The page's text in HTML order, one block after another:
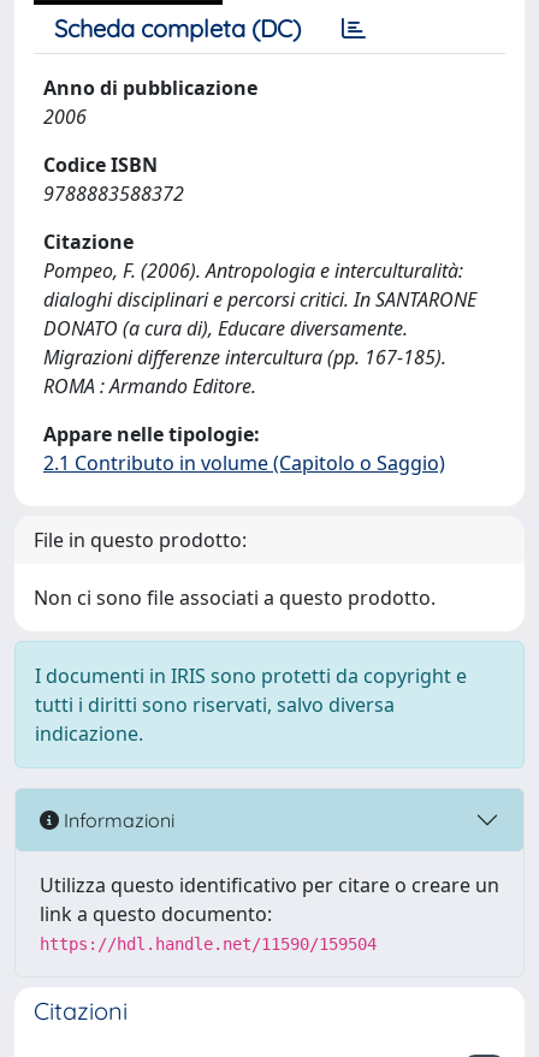
Scheda completa (DC)
Anno di pubblicazione
2006
Codice ISBN
9788883588372
Citazione
Pompeo, F. (2006). Antropologia e interculturalità:
dialoghi disciplinari e percorsi critici. In SANTARONE
DONATO (a cura di), Educare diversamente.
Migrazioni differenze intercultura (pp. 167-185).
ROMA : Armando Editore.
Appare nelle tipologie:
2.1 Contributo in volume (Capitolo o Saggio)
File in questo prodotto:
Non ci sono file associati a questo prodotto.
I documenti in IRIS sono protetti da copyright e
tutti i diritti sono riservati, salvo diversa
indicazione.
Informazioni
Utilizza questo identificativo per citare o creare un
link a questo documento:
https://hdl.handle.net/11590/159504
Citazioni